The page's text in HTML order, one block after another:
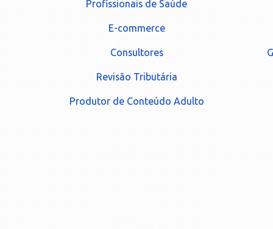
Profissionais de Saúde
E-commerce
Consultores
Revisão Tributária
Produtor de Conteúdo Adulto